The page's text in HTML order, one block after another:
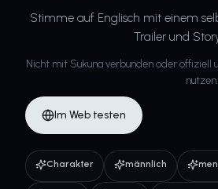
Stimme auf Englisch mit einem
Trailer und
Nicht mit Sukuna verbunden oder
nutzen.
Im Web testen
Charakter männlich